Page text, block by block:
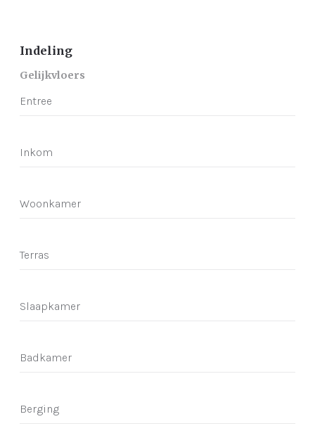
Indeling
Gelijkvloers
Entree
Inkom
Woonkamer
Terras
Slaapkamer
Badkamer
Berging